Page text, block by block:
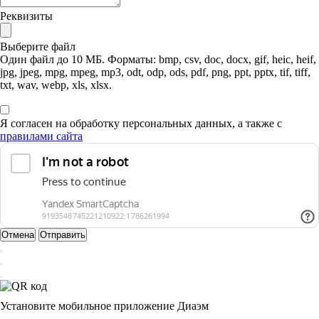
Реквизиты
Выберите файл
Один файл до 10 МБ. Форматы: bmp, csv, doc, docx, gif, heic, heif,
jpg, jpeg, mpg, mpeg, mp3, odt, odp, ods, pdf, png, ppt, pptx, tif, tiff,
txt, wav, webp, xls, xlsx.
Я согласен на обработку персональных данных, а также с
правилами сайта
Отмена Отправить
Установите мобильное приложение Диаэм